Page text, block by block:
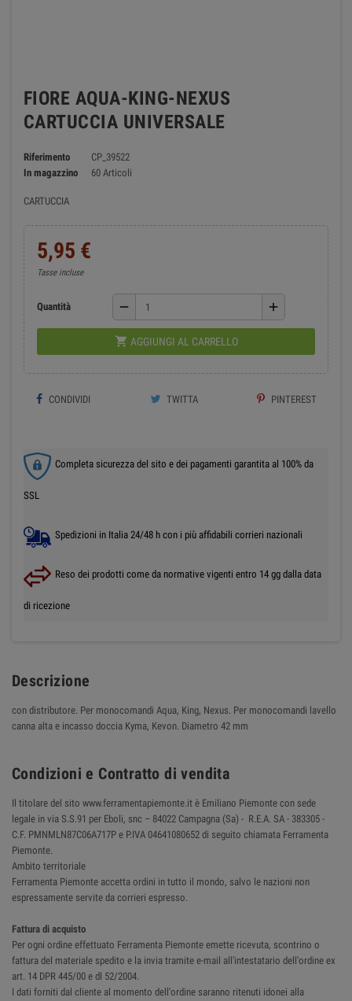
FIORE AQUA-KING-NEXUS
CARTUCCIA UNIVERSALE
Riferimento
CP_39522
In magazzino
60 Articoli
CARTUCCIA
5,95 €
Tasse incluse
Quantità remove add
 AGGIUNGI AL CARRELLO
CONDIVIDI TWITTA PINTEREST
Completa sicurezza del sito e dei pagamenti garantita al 100% da
SSL
Spedizioni in Italia 24/48 h con i più affidabili corrieri nazionali
Reso dei prodotti come da normative vigenti entro 14 gg dalla data
di ricezione
Descrizione
con distributore. Per monocomandi Aqua, King, Nexus. Per monocomandi lavello
canna alta e incasso doccia Kyma, Kevon. Diametro 42 mm
Condizioni e Contratto di vendita
Il titolare del sito www.ferramentapiemonte.it è Emiliano Piemonte con sede
legale in via S.S.91 per Eboli, snc – 84022 Campagna (Sa) - R.E.A. SA - 383305 -
C.F. PMNMLN87C06A717P e P.IVA 04641080652 di seguito chiamata Ferramenta
Piemonte.
Ambito territoriale
Ferramenta Piemonte accetta ordini in tutto il mondo, salvo le nazioni non
espressamente servite da corrieri espresso.
Fattura di acquisto
Per ogni ordine effettuato Ferramenta Piemonte emette ricevuta, scontrino o
fattura del materiale spedito e la invia tramite e-mail all'intestatario dell'ordine ex
art. 14 DPR 445/00 e dl 52/2004.
I dati forniti dal cliente al momento dell'ordine saranno ritenuti idonei alla